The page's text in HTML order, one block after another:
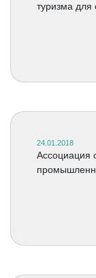
туризма для
24.01.2018
Ассоциация